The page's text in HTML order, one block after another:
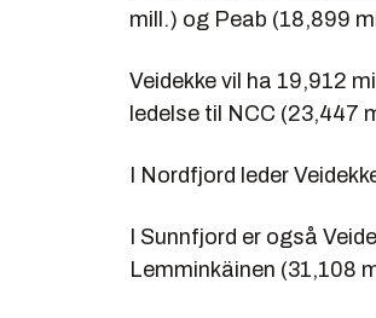
mill.) og Peab (18,899
Veidekke vil ha 19,912
ledelse til NCC (23,447
I Nordfjord leder
I Sunnfjord er også
Lemminkäinen (31,108